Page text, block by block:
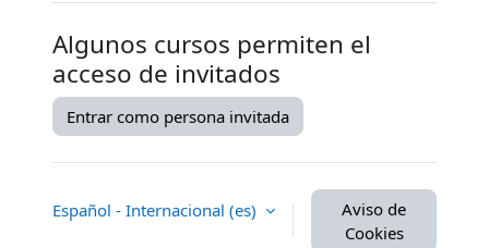
Algunos cursos permiten el
acceso de invitados
Entrar como persona invitada
Español - Internacional ‎(es)‎
Aviso de
Cookies